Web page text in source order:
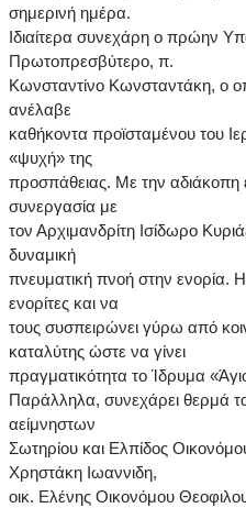
σημερινή ημέρα.
Ιδιαίτερα συνεχάρη ο πρώην
Πρωτοπρεσβύτερο, π.
Κωνσταντίνο Κωνσταντάκη, ο
ανέλαβε
καθήκοντα προϊσταμένου του
«ψυχή» της
προσπάθειας. Με την αδιάκοπη
συνεργασία με
τον Αρχιμανδρίτη Ισίδωρο
δυναμική
πνευματική πνοή στην ενορία.
ενορίτες και να
τους συσπειρώνει γύρω από
καταλύτης ώστε να γίνει
πραγματικότητα το Ίδρυμα
Παράλληλα, συνεχάρει θερμά
αείμνηστων
Σωτηρίου και Ελπίδος
Χρηστάκη Ιωαννιδη,
οικ. Ελένης Οικονόμου